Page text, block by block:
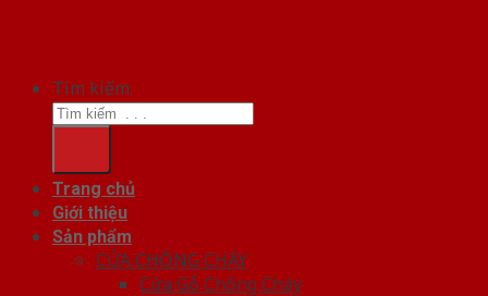
Tìm kiếm:
Trang chủ
Giới thiệu
Sản phẩm
CỬA CHỐNG CHÁY
Cửa Gỗ Chống Cháy